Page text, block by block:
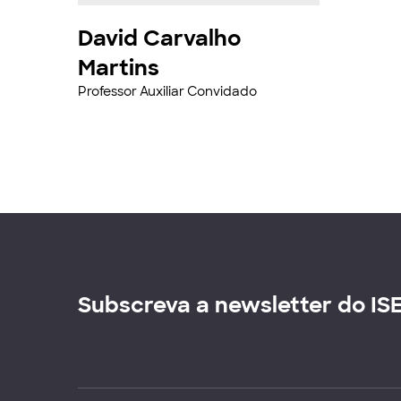
David Carvalho
Martins
Professor Auxiliar Convidado
Subscreva a newsletter do